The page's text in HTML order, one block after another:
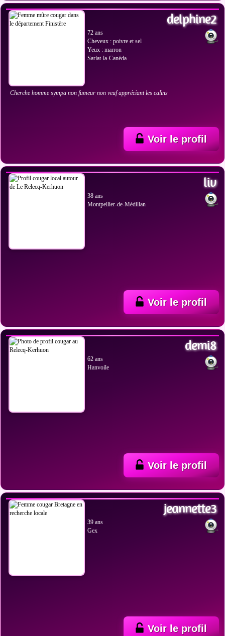
delphine2
72 ans
Cheveux : poivre et sel
Yeux : marron
Sarlat-la-Canéda
Cherche homme sympa non fumeur non veuf appréciant les calins
Voir le profil
liv
38 ans
Montpellier-de-Médillan
Voir le profil
demi8
62 ans
Hanvoile
Voir le profil
jeannette3
39 ans
Gex
Voir le profil